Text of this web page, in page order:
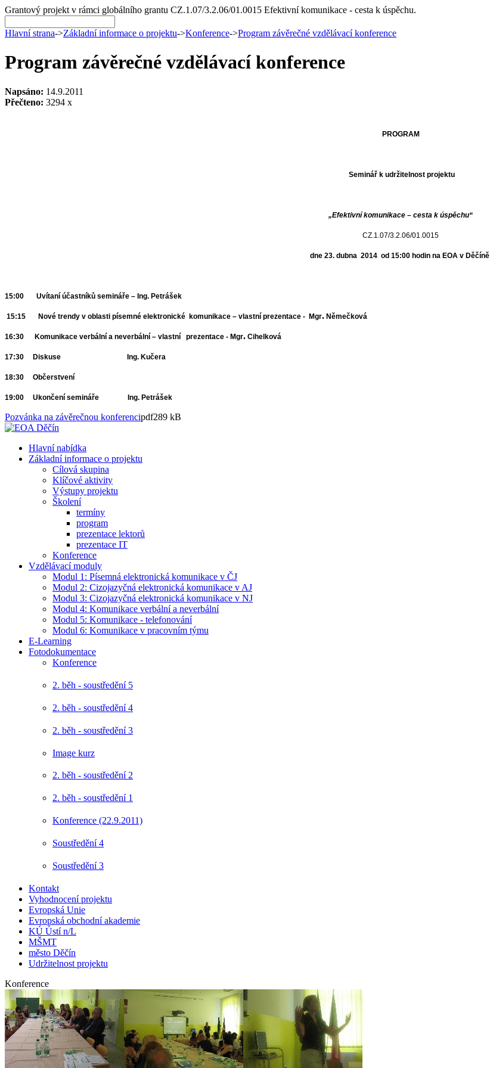
Grantový projekt v rámci globálního grantu CZ.1.07/3.2.06/01.0015 Efektivní komunikace - cesta k úspěchu.
Hlavní strana->Základní informace o projektu->Konference->Program závěrečné vzdělávací konference
Program závěrečné vzdělávací konference
Napsáno: 14.9.2011
Přečteno: 3294 x
PROGRAM
Seminář k udržitelnost projektu
„Efektivní komunikace – cesta k úspěchu“
CZ.1.07/3.2.06/01.0015
dne 23. dubna 2014 od 15:00 hodin na EOA v Děčíně
15:00 Uvítaní účastníků semináře – Ing. Petrášek
15:15 Nové trendy v oblasti písemné elektronické komunikace – vlastní prezentace - Mgr. Němečková
16:30 Komunikace verbální a neverbální – vlastní prezentace - Mgr. Cihelková
17:30 Diskuse Ing. Kučera
18:30 Občerstvení
19:00 Ukončení semináře Ing. Petrášek
Pozvánka na závěrečnou konferencipdf289 kB
Hlavní nabídka
Základní informace o projektu
Cílová skupina
Klíčové aktivity
Výstupy projektu
Školení
termíny
program
prezentace lektorů
prezentace IT
Konference
Vzdělávací moduly
Modul 1: Písemná elektronická komunikace v ČJ
Modul 2: Cizojazyčná elektronická komunikace v AJ
Modul 3: Cizojazyčná elektronická komunikace v NJ
Modul 4: Komunikace verbální a neverbální
Modul 5: Komunikace - telefonování
Modul 6: Komunikace v pracovním týmu
E-Learning
Fotodokumentace
Konference
2. běh - soustředění 5
2. běh - soustředění 4
2. běh - soustředění 3
Image kurz
2. běh - soustředění 2
2. běh - soustředění 1
Konference (22.9.2011)
Soustředění 4
Soustředění 3
Kontakt
Vyhodnocení projektu
Evropská Unie
Evropská obchodní akademie
KÚ Ústí n/L
MŠMT
město Děčín
Udržitelnost projektu
Konference